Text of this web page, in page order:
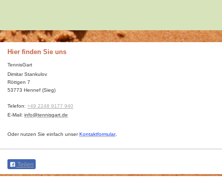
Hier finden Sie uns
TennisGart
Dimitar Stankulov
Röttgen 7
53773 Hennef (Sieg)
Telefon: +49 2248 9177 940
E-Mail: info@tennisgart.de
Oder nutzen Sie einfach unser Kontaktformular.
Teilen